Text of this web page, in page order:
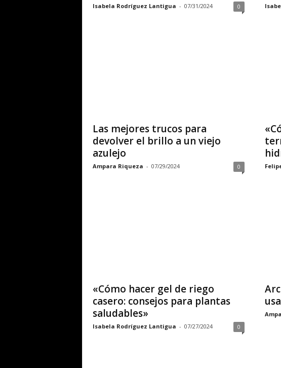
Isabela Rodríguez Lantigua - 07/31/2024 0
Las mejores trucos para
devolver el brillo a un viejo
azulejo
Ampara Riqueza - 07/29/2024 0
«Cómo hacer gel de riego
casero: consejos para plantas
saludables»
Isabela Rodríguez Lantigua - 07/27/2024 0